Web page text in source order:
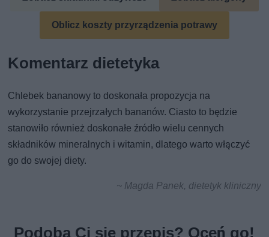
Oblicz koszty przyrządzenia potrawy
Komentarz dietetyka
Chlebek bananowy to doskonała propozycja na
wykorzystanie przejrzałych bananów. Ciasto to będzie
stanowiło również doskonałe źródło wielu cennych
składników mineralnych i witamin, dlatego warto włączyć
go do swojej diety.
~ Magda Panek, dietetyk kliniczny
Podoba Ci się przepis? Oceń go!